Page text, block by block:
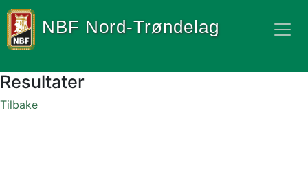
NBF Nord-Trøndelag
Resultater
Tilbake